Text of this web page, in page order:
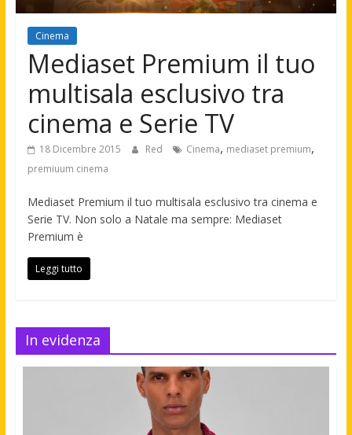
Cinema
Mediaset Premium il tuo
multisala esclusivo tra
cinema e Serie TV
18 Dicembre 2015 Red Cinema, mediaset premium,
premiuum cinema
Mediaset Premium il tuo multisala esclusivo tra cinema e
Serie TV. Non solo a Natale ma sempre: Mediaset
Premium è
Leggi tutto
In evidenza